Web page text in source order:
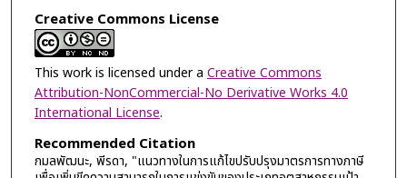
Creative Commons License
This work is licensed under a Creative Commons
Attribution-NonCommercial-No Derivative Works 4.0
International License.
Recommended Citation
กมลพัฒนะ, พีรดา, "แนวทางในการแก้ไขปรับปรุงมาตรการทางภาษี